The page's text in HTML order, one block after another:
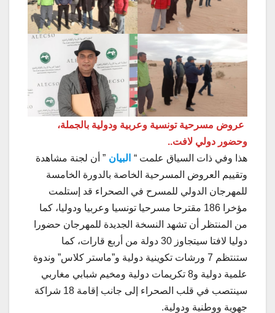
عروض مسرحية تونسية وعربية ودولية بالجملة،
وحضور دولي لافت..
هذا وفي ذات السياق علمت “ البيان ” أن لجنة مشاهدة
وتقييم العروض المسرحية الخاصة بالدورة الخامسة
للمهرجان الدولي للمسرح في الصحراء قد إستلمت
مؤخرا 186 مقترحا مسرحيا تونسيا وعربيا ودوليا، كما
من المنتظر أن تشهد النسخة الجديدة للمهرجان حضورا
دوليا لافتا سيتجاوز 30 دولة من أربع قارات، كما
ستنتظم 7 ورشات تكوينية دولية و”ماستر كلاس” وندوة
علمية دولية و8 تكريمات دولية ومخيم شبابي مغاربي
سينتصب في قلب الصحراء إلى جانب إقامة 18 شراكة
جهوية ووطنية ودولية.